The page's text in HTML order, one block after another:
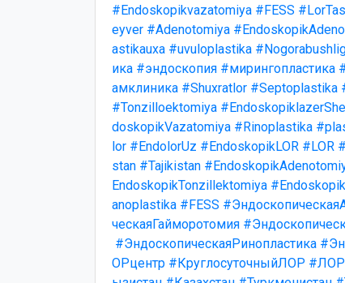
#Endoskopikvazatomiya #FESS
eyver #Adenotomiya
astikauxa #uvuloplastika
ика #эндоскопия #мирингопластика
амклиника #Shuxratlor #Septoplastika
#Tonzilloektomiya
doskopikVazatomiya #Rinoplastika
lor #EndolorUz #EndoskopikLOR #LOR
stan #Tajikistan
EndoskopikTonzillektomiya
anoplastika #FESS
ческаяГайморотомия
#ЭндоскопическаяРинопластика
ОРцентр #КруглосуточныйЛОР